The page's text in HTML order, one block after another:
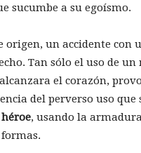
sucumbe a su egoísmo.
origen, un accidente
Tan sólo el uso de
el corazón,
del perverso uso
, usando la